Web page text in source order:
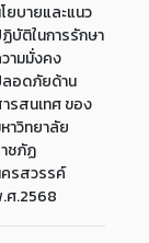
ยบายและแนว
บัติในการรักษา
ามมั่งคง
อดภัยด้าน
รสนเทศ ของ
าวิทยาลัย
ชภัฏ
รสวรรค์
ศ.2568